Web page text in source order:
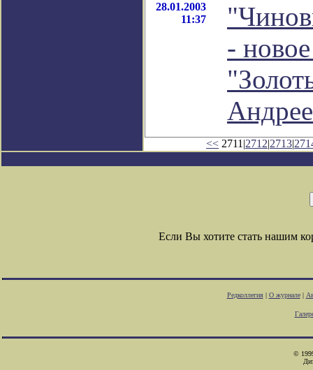
28.01.2003
11:37
-
<< 2711|2712|2713|
Если Вы хотите стать нашим
Редколлегия| О журнале|
©